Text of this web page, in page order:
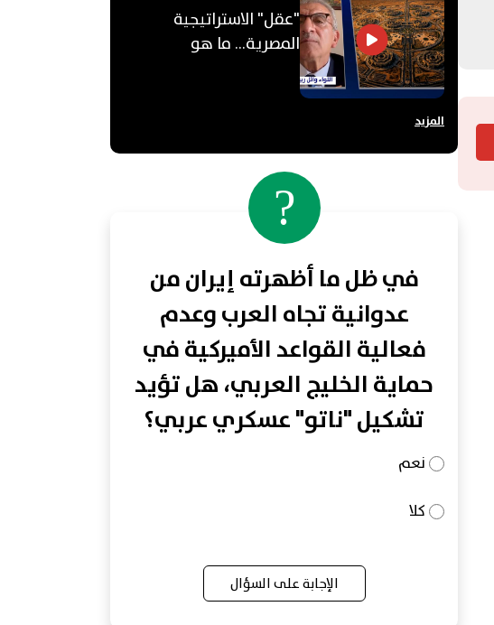
"عقل" الاستراتيجية
المصرية... ما هو
"الأوكتاغون"؟
المزيد
?
في ظل ما أظهرته إيران من
عدوانية تجاه العرب وعدم
فعالية القواعد الأميركية في
حماية الخليج العربي، هل تؤيد
تشكيل "ناتو" عسكري عربي؟
نعم
كلا
الإجابة على السؤال